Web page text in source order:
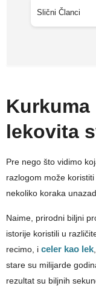
Slični Članci
Kurkuma
lekovita
Pre nego što vidimo
razlogom može koristiti
nekoliko koraka
Naime, prirodni biljni
istorije koristili u
recimo, i celer kao lek
stare su milijarde
rezultat su biljnih